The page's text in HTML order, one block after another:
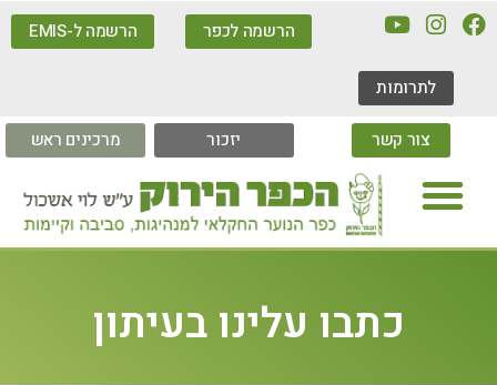
לתרומות
הרשמה לכפר הרשמה ל-EMIS
צור קשר יזכור מרכינים ראש
כתבו עלינו בעיתון